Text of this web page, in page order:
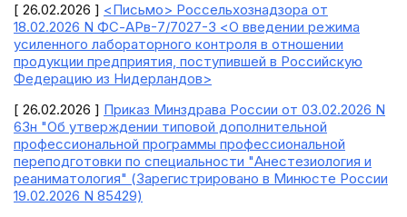
[ 26.02.2026 ] <Письмо> Россельхознадзора от
18.02.2026 N ФС-АРв-7/7027-3 <О введении режима
усиленного лабораторного контроля в отношении
продукции предприятия, поступившей в Российскую
Федерацию из Нидерландов>
[ 26.02.2026 ] Приказ Минздрава России от 03.02.2026 N
63н "Об утверждении типовой дополнительной
профессиональной программы профессиональной
переподготовки по специальности "Анестезиология и
реаниматология" (Зарегистрировано в Минюсте России
19.02.2026 N 85429)